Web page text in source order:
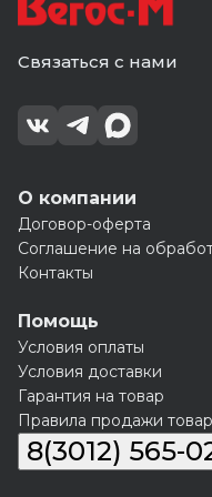
Связаться с нами
О компании
Договор-оферта
Соглашение на
Контакты
Помощь
Условия оплаты
Условия доставки
Гарантия на товар
Правила продажи
8(3012) 565-